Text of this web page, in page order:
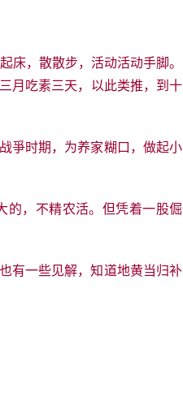
床，散散步，活动活动手脚。
月吃素三天，以此类推，到十
爭时期，为养家糊口，做起小
的，不精农活。但凭着一股倔
有一些见解，知道地黄当归补